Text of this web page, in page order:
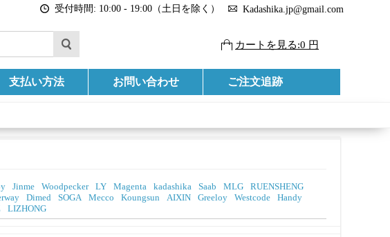
受付時間: 10:00 - 19:00（土日を除く） Kadashika.jp@gmail.com
カートを見る:0 円
支払い方法 お問い合わせ ご注文追跡
Jinme Woodpecker LY Magenta kadashika Saab MLG
RUENSHENG
Dimed SOGA Mecco Koungsun AIXIN Greeloy Westcode
Handy
LIZHONG